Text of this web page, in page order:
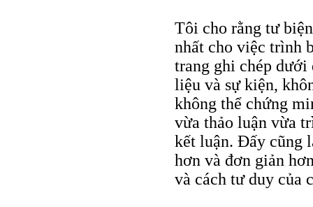
Tôi cho rằng tư
nhất cho việc trình
trang ghi chép dưới
liệu và sự kiện,
không thể chứng
vừa thảo luận vừa
kết luận. Đấy cũng
hơn và đơn giản
và cách tư duy của